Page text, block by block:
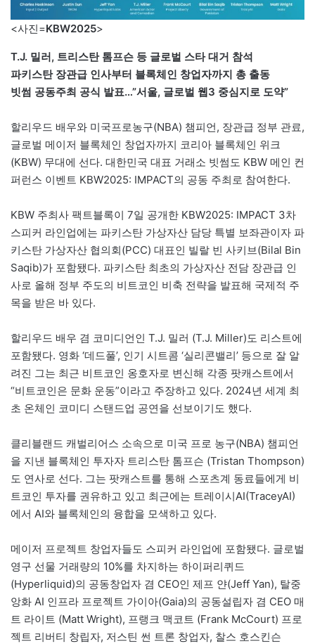
<사진=KBW2025>
T.J. 밀러, 트리스탄 톰프슨 등 글로벌 스타 대거 참석
파키스탄 장관급 인사부터 블록체인 창업자까지 총 출동
빗썸 공동주최 공식 발표…”서울, 글로벌 웹3 중심지로 도약”
할리우드 배우와 미국프로농구(NBA) 챔피언, 장관급 정부 관료,
글로벌 메이저 블록체인 창업자까지 코리아 블록체인 위크
(KBW) 무대에 선다. 대한민국 대표 거래소 빗썸도 KBW 메인 컨
퍼런스 이벤트 KBW2025: IMPACT의 공동 주최로 참여한다.
KBW 주최사 팩트블록이 7일 공개한 KBW2025: IMPACT 3차
스피커 라인업에는 파키스탄 가상자산 담당 특별 보좌관이자 파
키스탄 가상자산 협의회(PCC) 대표인 빌랄 빈 사키브(Bilal Bin
Saqib)가 포함됐다. 파키스탄 최초의 가상자산 전담 장관급 인
사로 올해 정부 주도의 비트코인 비축 전략을 발표해 국제적 주
목을 받은 바 있다.
할리우드 배우 겸 코미디언인 T.J. 밀러 (T.J. Miller)도 리스트에
포함됐다. 영화 ‘데드풀’, 인기 시트콤 ‘실리콘밸리’ 등으로 잘 알
려진 그는 최근 비트코인 옹호자로 변신해 각종 팟캐스트에서
“비트코인은 문화 운동”이라고 주장하고 있다. 2024년 세계 최
초 온체인 코미디 스탠드업 공연을 선보이기도 했다.
클리블랜드 캐벌리어스 소속으로 미국 프로 농구(NBA) 챔피언
을 지낸 블록체인 투자자 트리스탄 톰프슨 (Tristan Thompson)
도 연사로 선다. 그는 팟캐스트를 통해 스포츠계 동료들에게 비
트코인 투자를 권유하고 있고 최근에는 트레이시AI(TraceyAI)
에서 AI와 블록체인의 융합을 모색하고 있다.
메이저 프로젝트 창업자들도 스피커 라인업에 포함됐다. 글로벌
영구 선물 거래량의 10%를 차지하는 하이퍼리퀴드
(Hyperliquid)의 공동창업자 겸 CEO인 제프 얀(Jeff Yan), 탈중
앙화 AI 인프라 프로젝트 가이아(Gaia)의 공동설립자 겸 CEO 매
트 라이트 (Matt Wright), 프랭크 맥코트 (Frank McCourt) 프로
젝트 리버티 창립자, 저스틴 썬 트론 창업자, 찰스 호스킨슨